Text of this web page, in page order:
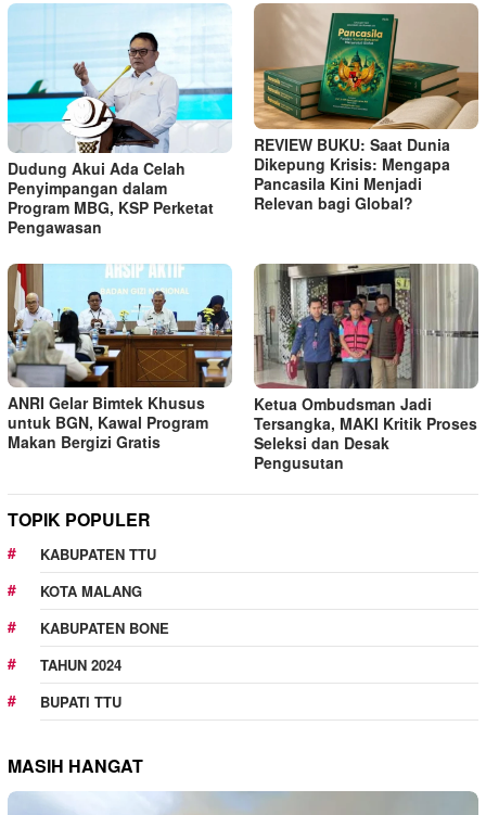
Dudung Akui Ada Celah
Penyimpangan dalam
Program MBG, KSP Perketat
Pengawasan
REVIEW BUKU: Saat Dunia
Dikepung Krisis: Mengapa
Pancasila Kini Menjadi
Relevan bagi Global?
ANRI Gelar Bimtek Khusus
untuk BGN, Kawal Program
Makan Bergizi Gratis
Ketua Ombudsman Jadi
Tersangka, MAKI Kritik Proses
Seleksi dan Desak
Pengusutan
TOPIK POPULER
KABUPATEN TTU
KOTA MALANG
KABUPATEN BONE
TAHUN 2024
BUPATI TTU
MASIH HANGAT